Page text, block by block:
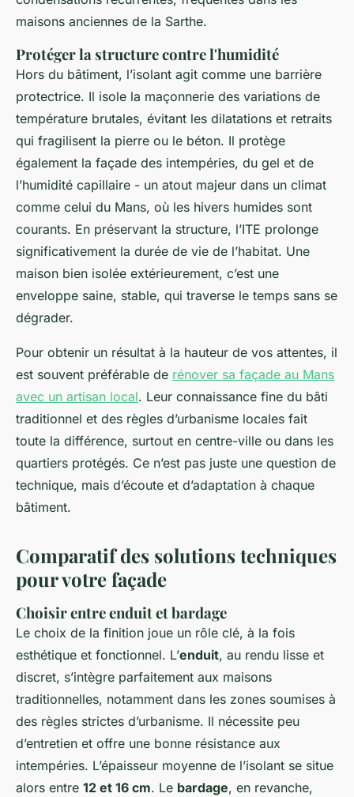
maisons anciennes de la Sarthe.
Protéger la structure contre l'humidité
Hors du bâtiment, l’isolant agit comme une barrière
protectrice. Il isole la maçonnerie des variations de
température brutales, évitant les dilatations et retraits
qui fragilisent la pierre ou le béton. Il protège
également la façade des intempéries, du gel et de
l’humidité capillaire - un atout majeur dans un climat
comme celui du Mans, où les hivers humides sont
courants. En préservant la structure, l’ITE prolonge
significativement la durée de vie de l’habitat. Une
maison bien isolée extérieurement, c’est une
enveloppe saine, stable, qui traverse le temps sans se
dégrader.
Pour obtenir un résultat à la hauteur de vos attentes, il
est souvent préférable de rénover sa façade au Mans
avec un artisan local. Leur connaissance fine du bâti
traditionnel et des règles d’urbanisme locales fait
toute la différence, surtout en centre-ville ou dans les
quartiers protégés. Ce n’est pas juste une question de
technique, mais d’écoute et d’adaptation à chaque
bâtiment.
Comparatif des solutions techniques
pour votre façade
Choisir entre enduit et bardage
Le choix de la finition joue un rôle clé, à la fois
esthétique et fonctionnel. L’enduit, au rendu lisse et
discret, s’intègre parfaitement aux maisons
traditionnelles, notamment dans les zones soumises à
des règles strictes d’urbanisme. Il nécessite peu
d’entretien et offre une bonne résistance aux
intempéries. L’épaisseur moyenne de l’isolant se situe
alors entre 12 et 16 cm. Le bardage, en revanche,